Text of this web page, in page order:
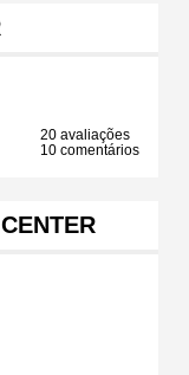
20 avaliações
10 comentários